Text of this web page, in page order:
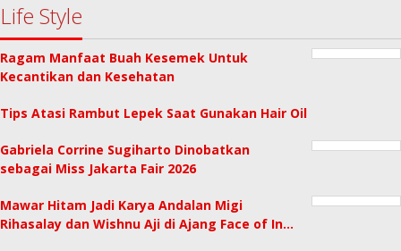
Life Style
Ragam Manfaat Buah Kesemek Untuk
Kecantikan dan Kesehatan
Tips Atasi Rambut Lepek Saat Gunakan Hair Oil
Gabriela Corrine Sugiharto Dinobatkan
sebagai Miss Jakarta Fair 2026
Mawar Hitam Jadi Karya Andalan Migi
Rihasalay dan Wishnu Aji di Ajang Face of In…